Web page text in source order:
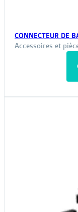
CONNECTEUR DE
Accessoires et